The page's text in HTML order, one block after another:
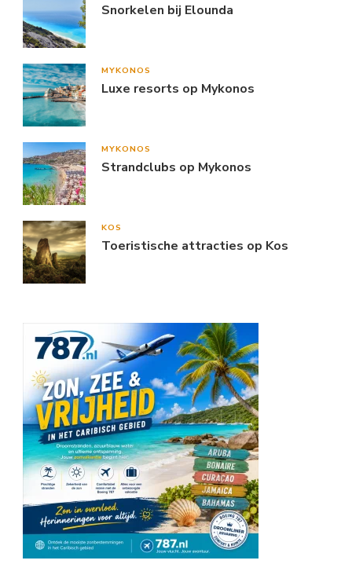
Snorkelen bij Elounda
MYKONOS
Luxe resorts op Mykonos
MYKONOS
Strandclubs op Mykonos
KOS
Toeristische attracties op Kos